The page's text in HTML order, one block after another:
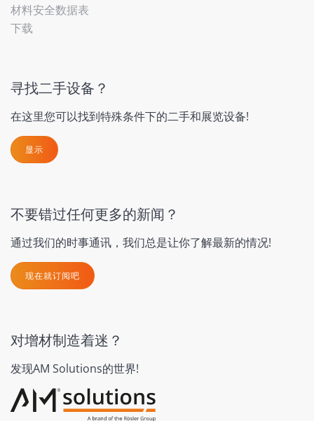
材料安全数据表
下载
寻找二手设备？
在这里您可以找到特殊条件下的二手和展览设备!
显示
不要错过任何更多的新闻？
通过我们的时事通讯，我们总是让你了解最新的情况!
现在就订阅吧
对增材制造着迷？
发现AM Solutions的世界!